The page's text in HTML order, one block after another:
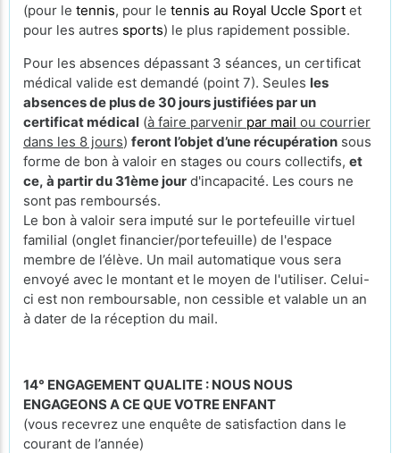
(pour le tennis, pour le tennis au Royal Uccle Sport et
pour les autres sports) le plus rapidement possible.
Pour les absences dépassant 3 séances, un certificat
médical valide est demandé (point 7). Seules les
absences de plus de 30 jours justifiées par un
certificat médical (à faire parvenir par mail ou courrier
dans les 8 jours) feront l’objet d’une récupération sous
forme de bon à valoir en stages ou cours collectifs, et
ce, à partir du 31ème jour d'incapacité. Les cours ne
sont pas remboursés.
Le bon à valoir sera imputé sur le portefeuille virtuel
familial (onglet financier/portefeuille) de l'espace
membre de l’élève. Un mail automatique vous sera
envoyé avec le montant et le moyen de l'utiliser. Celui-
ci est non remboursable, non cessible et valable un an
à dater de la réception du mail.
14° ENGAGEMENT QUALITE : NOUS NOUS
ENGAGEONS A CE QUE VOTRE ENFANT
(vous recevrez une enquête de satisfaction dans le
courant de l’année)